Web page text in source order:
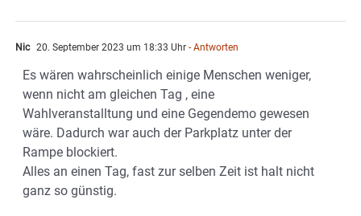
Nic 20. September 2023 um 18:33 Uhr - Antworten
Es wären wahrscheinlich einige Menschen weniger,
wenn nicht am gleichen Tag , eine
Wahlveranstalltung und eine Gegendemo gewesen
wäre. Dadurch war auch der Parkplatz unter der
Rampe blockiert.
Alles an einen Tag, fast zur selben Zeit ist halt nicht
ganz so günstig.